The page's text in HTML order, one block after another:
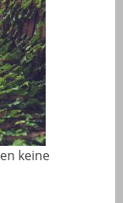
keine